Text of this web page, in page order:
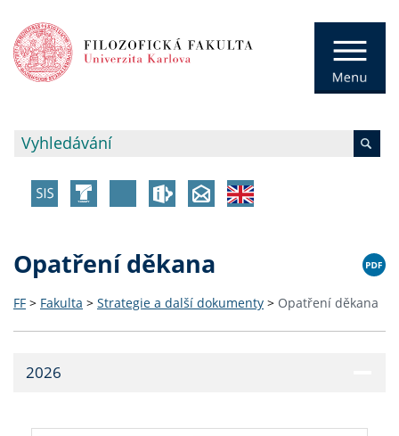
Opatření děkana
FF > Fakulta > Strategie a další dokumenty > Opatření děkana
2026